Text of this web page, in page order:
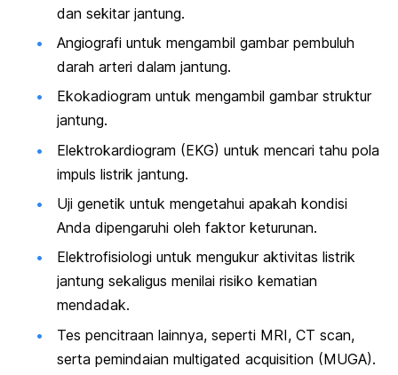
dan sekitar jantung.
Angiografi untuk mengambil gambar pembuluh
darah arteri dalam jantung.
Ekokadiogram untuk mengambil gambar struktur
jantung.
Elektrokardiogram (EKG) untuk mencari tahu pola
impuls listrik jantung.
Uji genetik untuk mengetahui apakah kondisi
Anda dipengaruhi oleh faktor keturunan.
Elektrofisiologi untuk mengukur aktivitas listrik
jantung sekaligus menilai risiko kematian
mendadak.
Tes pencitraan lainnya, seperti MRI, CT scan,
serta pemindaian multigated acquisition (MUGA).